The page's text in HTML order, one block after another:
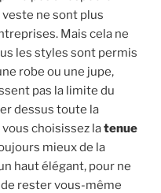
ne sont plus
Mais cela ne
les styles sont permis
robe ou une jupe,
pas la limite du
dessus toute la
choisissez latenue
mieux de la
haut élégant, pour ne
rester vous-même